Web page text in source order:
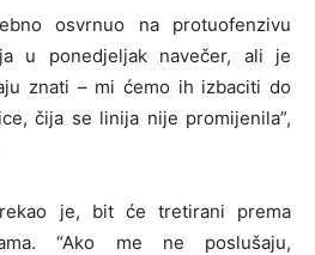
osvrnuo na protuofenzivu
u ponedjeljak navečer, ali je
znati – mi ćemo ih izbaciti do
čija se linija nije promijenila”,
je, bit će tretirani prema
“Ako me ne poslušaju,